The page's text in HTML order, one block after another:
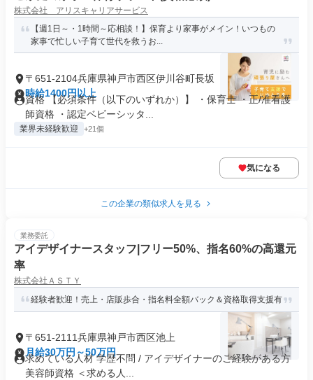
株式会社 アリスキャリアサービス
【週1日～・1時間～応相談！】保育より家事がメイン！いつもの
家事で忙しい子育て世代を救うお...
〒651-2104兵庫県神戸市西区伊川谷町長坂
時給1400円以上
資格 【必須条件（以下のいずれか）】 ・保育士 ・正/准看護
師資格 ・認定ベビーシッタ...
業界未経験歓迎 +21個
気になる
この企業の類似求人を見る
業務委託
アイデザイナースタッフ|フリー50%、指名60%の高還元
率
株式会社ＡＳＴＹ
経験者歓迎！売上・店販歩合・指名料全額バック＆資格取得支援有
〒651-2111兵庫県神戸市西区池上
月給30万円～50万円
求めている人材 学歴不問 / アイデザイナーのご経験がある方
美容師資格 ＜求める人...